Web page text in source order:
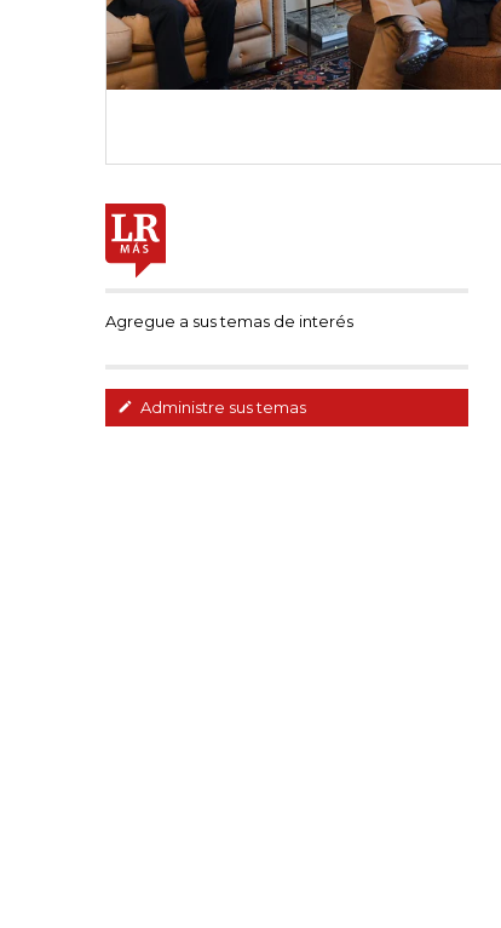
Agregue a sus temas de interés
Administre sus temas